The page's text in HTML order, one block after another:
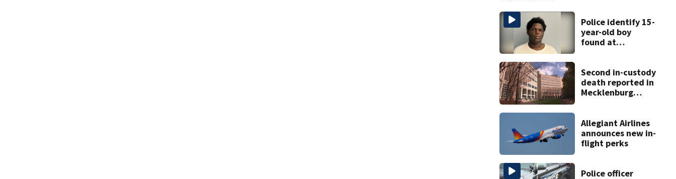
Police identify 15-
year-old boy
found at
Second in-custody
death reported in
Mecklenburg
Allegiant Airlines
announces new in-
flight perks
Police officer